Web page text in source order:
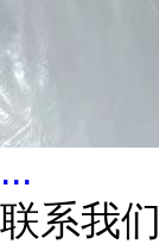
...
联系我们